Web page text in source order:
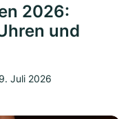
2026:
und
Juli 2026